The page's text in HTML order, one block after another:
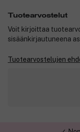
Tuotearvostelut
Voit kirjoittaa
sisäänkirjautuneena
Tuotearvostelujen
✓